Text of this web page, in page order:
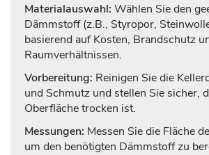
Materialauswahl: Wählen Sie den
Dämmstoff (z.B., Styropor,
basierend auf Kosten, Brandschutz
Raumverhältnissen.
Vorbereitung: Reinigen Sie die
und Schmutz und stellen Sie sicher,
Oberfläche trocken ist.
Messungen: Messen Sie die Fläche
um den benötigten Dämmstoff zu